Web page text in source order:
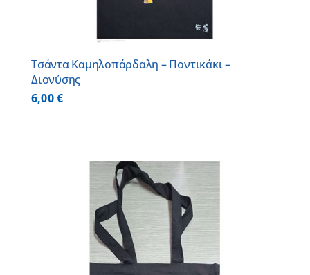
Τσάντα Καμηλοπάρδαλη – Ποντικάκι –
Διονύσης
6,00€